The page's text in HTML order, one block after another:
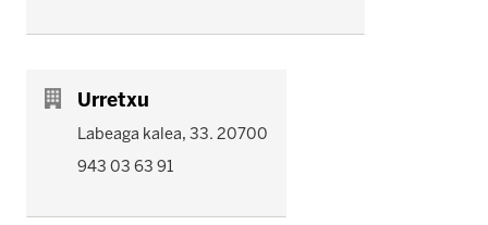
Urretxu
Labeaga kalea, 33. 20700
943 03 63 91